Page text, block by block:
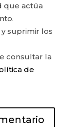
que actúa
suprimir los
consultar la
de